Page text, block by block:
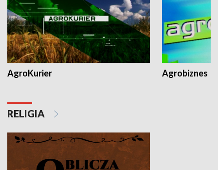
AgroKurier Agrobiznes
RELIGIA